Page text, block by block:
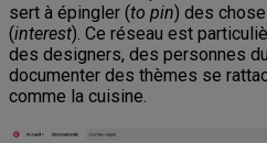
sert à épingler (to pin) des
(interest). Ce réseau est
des designers, des personnes
documenter des thèmes se
comme la cuisine.